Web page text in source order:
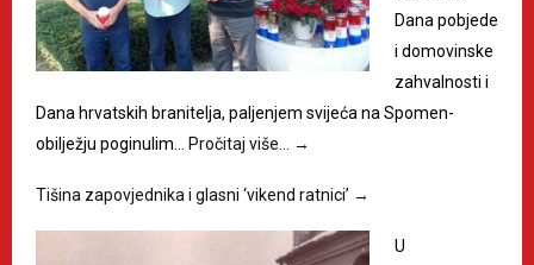
Dana pobjede
i domovinske
zahvalnosti i
Dana hrvatskih branitelja, paljenjem svijeća na Spomen-
obilježju poginulim…
Pročitaj više… →
Tišina zapovjednika i glasni ‘vikend ratnici’ →
U